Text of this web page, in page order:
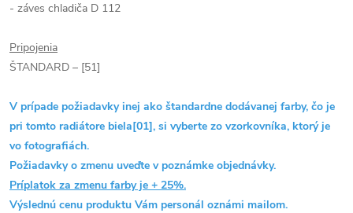
- záves chladiča D 112
Pripojenia
ŠTANDARD – [51]
V prípade požiadavky inej ako štandardne dodávanej farby, čo je
pri tomto radiátore biela[01], si vyberte zo vzorkovníka, ktorý je
vo fotografiách.
Požiadavky o zmenu uveďte v poznámke objednávky.
Príplatok za zmenu farby je + 25%.
Výslednú cenu produktu Vám personál oznámi mailom.